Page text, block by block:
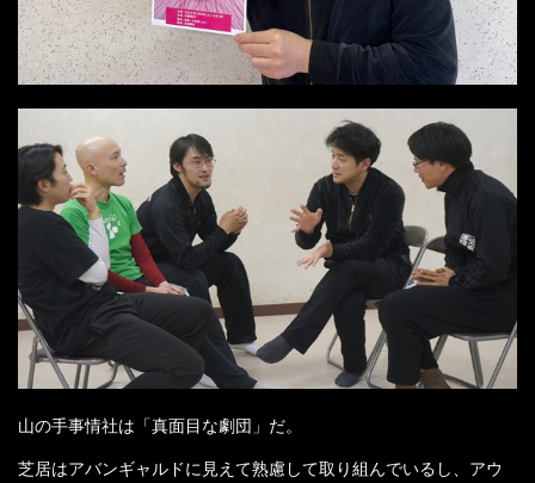
山の手事情社は「真面目な劇団」だ。
芝居はアバンギャルドに見えて熟慮して取り組んでいるし、アウ